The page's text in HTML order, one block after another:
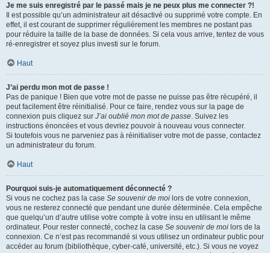
Je me suis enregistré par le passé mais je ne peux plus me connecter ?!
Il est possible qu’un administrateur ait désactivé ou supprimé votre compte. En
effet, il est courant de supprimer régulièrement les membres ne postant pas
pour réduire la taille de la base de données. Si cela vous arrive, tentez de vous
ré-enregistrer et soyez plus investi sur le forum.
Haut
J’ai perdu mon mot de passe !
Pas de panique ! Bien que votre mot de passe ne puisse pas être récupéré, il
peut facilement être réinitialisé. Pour ce faire, rendez vous sur la page de
connexion puis cliquez sur J’ai oublié mon mot de passe . Suivez les
instructions énoncées et vous devriez pouvoir à nouveau vous connecter.
Si toutefois vous ne parveniez pas à réinitialiser votre mot de passe, contactez
un administrateur du forum.
Haut
Pourquoi suis-je automatiquement déconnecté ?
Si vous ne cochez pas la case Se souvenir de moi lors de votre connexion,
vous ne resterez connecté que pendant une durée déterminée. Cela empêche
que quelqu’un d’autre utilise votre compte à votre insu en utilisant le même
ordinateur. Pour rester connecté, cochez la case Se souvenir de moi lors de la
connexion. Ce n’est pas recommandé si vous utilisez un ordinateur public pour
accéder au forum (bibliothèque, cyber-café, université, etc.). Si vous ne voyez